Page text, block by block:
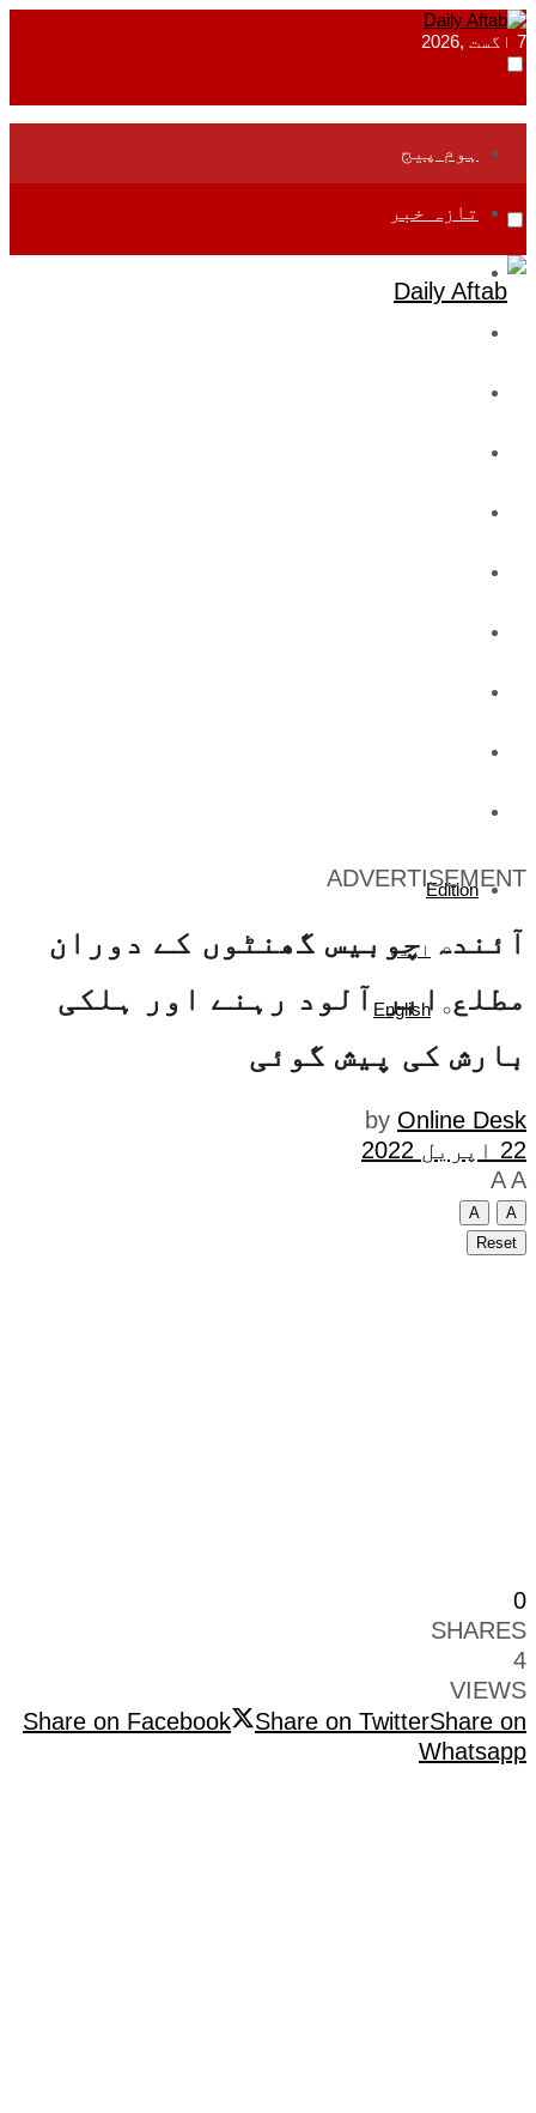
7 اگست ,2026
ہوم پیج
تازہ خبر
Edition
اردو
English
ADVERTISEMENT
آئندہ چوبیس گھنٹوں کے دوران
مطلع ابر آلود رہنے اور ہلکی
بارش کی پیش گوئی
by Online Desk
22 اپریل 2022
A A
A
A
Reset
0
SHARES
4
VIEWS
Share on Facebook
Share on TwitterShare on
Whatsapp